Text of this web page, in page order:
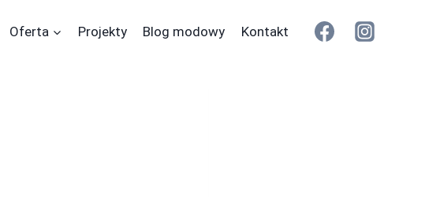
Oferta Projekty Blog modowy Kontakt